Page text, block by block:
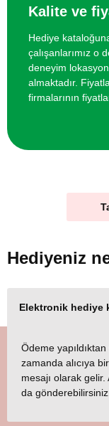
Kalite ve
Hediye
çalışanlarımız o
deneyim
almaktadır.
firmalarının
Hediyeniz
Elektronik hediye
Ödeme
zamanda alıcıya
mesajı olarak
da